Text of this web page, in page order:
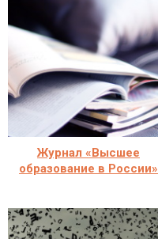
Журнал «Высшее
образование в России»